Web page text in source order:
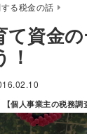
る税金の話
て資金
！
人事業主の税務調